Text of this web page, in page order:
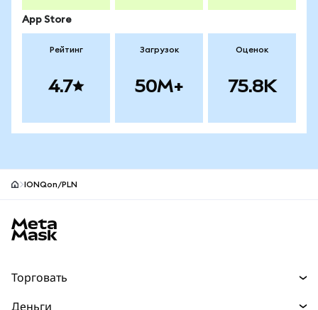
App Store
Рейтинг
4.7
Загрузок
50M+
Оценок
75.8K
IONQon/PLN
Торговать
Деньги